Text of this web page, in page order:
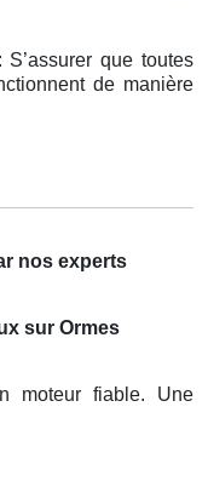
que toutes
de manière
nos experts
sur Ormes
moteur fiable. Une